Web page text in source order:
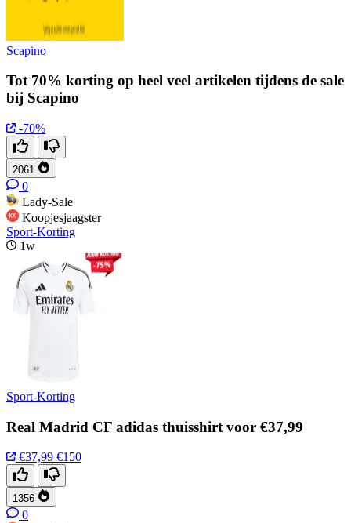
Scapino
Tot 70% korting op heel veel artikelen tijdens de sale
bij Scapino
-70%
2061
0
Lady-Sale
Koopjesjaagster
Sport-Korting
1w
Sport-Korting
Real Madrid CF adidas thuisshirt voor €37,99
€37,99 €150
1356
0